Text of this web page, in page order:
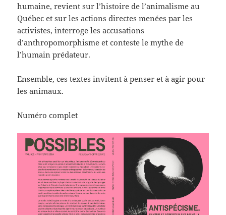
humaine, revient sur l’histoire de l’animalisme au
Québec et sur les actions directes menées par les
activistes, interroge les accusations
d’anthropomorphisme et conteste le mythe de
l’humain prédateur.
Ensemble, ces textes invitent à penser et à agir pour
les animaux.
Numéro complet